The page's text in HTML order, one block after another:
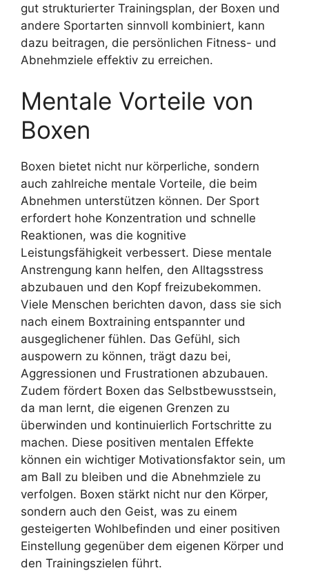
gut strukturierter Trainingsplan, der Boxen und
andere Sportarten sinnvoll kombiniert, kann
dazu beitragen, die persönlichen Fitness- und
Abnehmziele effektiv zu erreichen.
Mentale Vorteile von
Boxen
Boxen bietet nicht nur körperliche, sondern
auch zahlreiche mentale Vorteile, die beim
Abnehmen unterstützen können. Der Sport
erfordert hohe Konzentration und schnelle
Reaktionen, was die kognitive
Leistungsfähigkeit verbessert. Diese mentale
Anstrengung kann helfen, den Alltagsstress
abzubauen und den Kopf freizubekommen.
Viele Menschen berichten davon, dass sie sich
nach einem Boxtraining entspannter und
ausgeglichener fühlen. Das Gefühl, sich
auspowern zu können, trägt dazu bei,
Aggressionen und Frustrationen abzubauen.
Zudem fördert Boxen das Selbstbewusstsein,
da man lernt, die eigenen Grenzen zu
überwinden und kontinuierlich Fortschritte zu
machen. Diese positiven mentalen Effekte
können ein wichtiger Motivationsfaktor sein, um
am Ball zu bleiben und die Abnehmziele zu
verfolgen. Boxen stärkt nicht nur den Körper,
sondern auch den Geist, was zu einem
gesteigerten Wohlbefinden und einer positiven
Einstellung gegenüber dem eigenen Körper und
den Trainingszielen führt.